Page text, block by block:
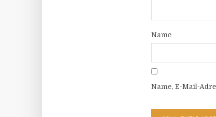
Name
Name, E-Mail-